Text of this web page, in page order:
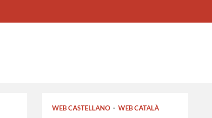
WEB CASTELLANO · WEB CATALÀ